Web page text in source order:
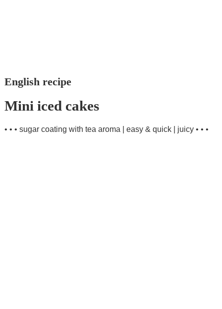
English recipe
Mini iced cakes
• • • sugar coating with tea aroma | easy & quick | juicy • • •